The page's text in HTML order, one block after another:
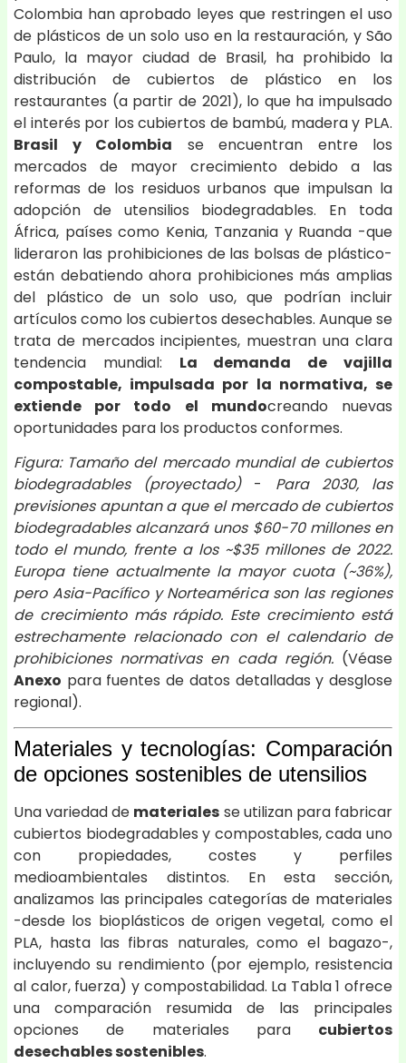
Colombia han aprobado leyes que restringen el uso
de plásticos de un solo uso en la restauración, y São
Paulo, la mayor ciudad de Brasil, ha prohibido la
distribución de cubiertos de plástico en los
restaurantes (a partir de 2021), lo que ha impulsado
el interés por los cubiertos de bambú, madera y PLA.
Brasil y Colombia se encuentran entre los
mercados de mayor crecimiento debido a las
reformas de los residuos urbanos que impulsan la
adopción de utensilios biodegradables. En toda
África, países como Kenia, Tanzania y Ruanda -que
lideraron las prohibiciones de las bolsas de plástico-
están debatiendo ahora prohibiciones más amplias
del plástico de un solo uso, que podrían incluir
artículos como los cubiertos desechables. Aunque se
trata de mercados incipientes, muestran una clara
tendencia mundial: La demanda de vajilla
compostable, impulsada por la normativa, se
extiende por todo el mundocreando nuevas
oportunidades para los productos conformes.
Figura: Tamaño del mercado mundial de cubiertos
biodegradables (proyectado)- Para 2030, las
previsiones apuntan a que el mercado de cubiertos
biodegradables alcanzará unos $60-70 millones en
todo el mundo, frente a los ~$35 millones de 2022.
Europa tiene actualmente la mayor cuota (~36%),
pero Asia-Pacífico y Norteamérica son las regiones
de crecimiento más rápido. Este crecimiento está
estrechamente relacionado con el calendario de
prohibiciones normativas en cada región.(Véase
Anexo para fuentes de datos detalladas y desglose
regional).
Materiales y tecnologías: Comparación
de opciones sostenibles de utensilios
Una variedad de materiales se utilizan para fabricar
cubiertos biodegradables y compostables, cada uno
con propiedades, costes y perfiles
medioambientales distintos. En esta sección,
analizamos las principales categorías de materiales
-desde los bioplásticos de origen vegetal, como el
PLA, hasta las fibras naturales, como el bagazo-,
incluyendo su rendimiento (por ejemplo, resistencia
al calor, fuerza) y compostabilidad. La Tabla 1 ofrece
una comparación resumida de las principales
opciones de materiales para cubiertos
desechables sostenibles.